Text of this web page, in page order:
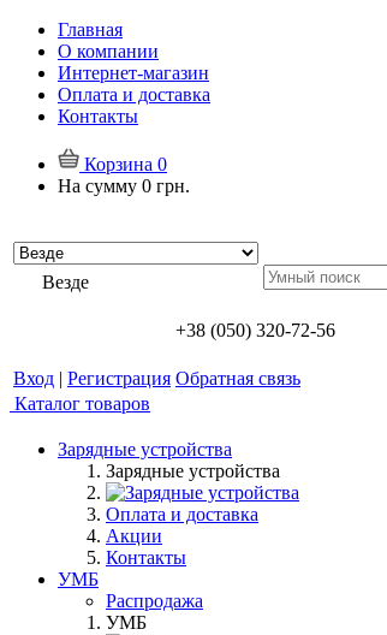
Главная
О компании
Интернет-магазин
Оплата и доставка
Контакты
Корзина 0
На сумму 0 грн.
Везде
+38 (050) 320-72-56
Вход | Регистрация Обратная связь
Каталог товаров
Зарядные устройства
Зарядные устройства
Оплата и доставка
Акции
Контакты
УМБ
Распродажа
УМБ